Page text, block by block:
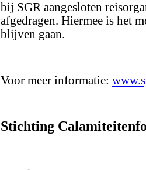
bij SGR aangesloten
afgedragen. Hiermee is het
blijven gaan.
Voor meer informatie:
Stichting